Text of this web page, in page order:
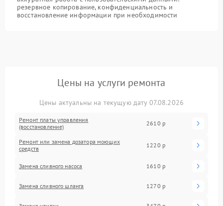
резервное копирование, конфиденциальность и
восстановление информации при необходимости
Цены на услуги ремонта
Цены актуальны на текущую дату 07.08.2026
Ремонт платы управления
(восстановление)
2610 р
Ремонт или замена дозатора моющих
средств
1220 р
Замена сливного насоса 1610 р
Замена сливного шланга 1270 р